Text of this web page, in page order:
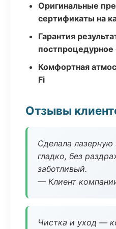
Оригинальные
сертификаты на
Гарантия
Комфортная
Fi
Отзывы
Сделала
гладко, без
заботливый.
— Клиент
Чистка и уход —